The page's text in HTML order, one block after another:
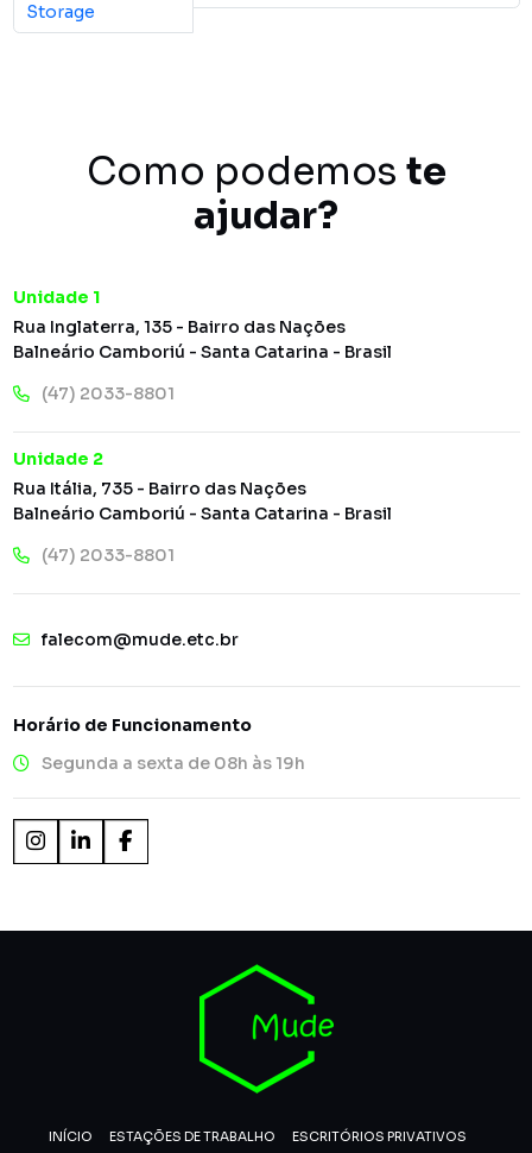
Storage
Como podemos te
ajudar?
Unidade 1
Rua Inglaterra, 135 - Bairro das Nações
Balneário Camboriú - Santa Catarina - Brasil
(47) 2033-8801
Unidade 2
Rua Itália, 735 - Bairro das Nações
Balneário Camboriú - Santa Catarina - Brasil
(47) 2033-8801
falecom@mude.etc.br
Horário de Funcionamento
Segunda a sexta de 08h às 19h
INÍCIO ESTAÇÕES DE TRABALHO ESCRITÓRIOS PRIVATIVOS